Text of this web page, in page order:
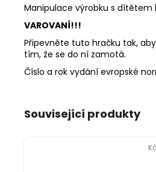
Manipulace výrobku s
VAROVANÍ!!!
Připevněte tuto hračku tak,
tím, že se do ní zamotá.
Číslo a rok vydání evropské
Související produkty